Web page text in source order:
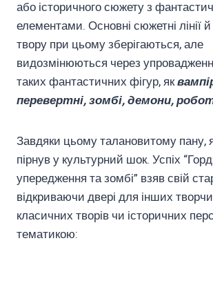
або історичного сюжету з
елементами. Основні сюжетні лінії
твору при цьому зберігаються, але
видозмінюються через
таких фантастичних фігур, як
перевертні, зомбі, демони,
Завдяки цьому талановитому пану,
пірнув у культурний шок. Успіх
упередження та зомбі” взяв свій
відкриваючи двері для інших
класичних творів чи історичних
тематикою: